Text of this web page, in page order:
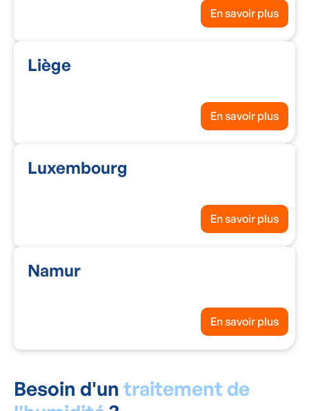
En savoir plus
Liège
En savoir plus
Luxembourg
En savoir plus
Namur
En savoir plus
Besoin d'un traitement de